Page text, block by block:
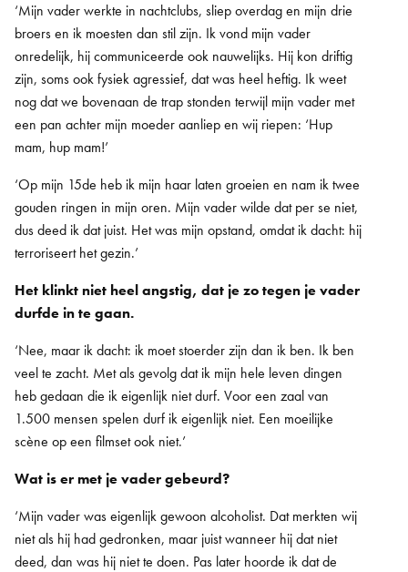
‘Mijn vader werkte in nachtclubs, sliep overdag en mijn drie
broers en ik moesten dan stil zijn. Ik vond mijn vader
onredelijk, hij communiceerde ook nauwelijks. Hij kon driftig
zijn, soms ook fysiek agressief, dat was heel heftig. Ik weet
nog dat we bovenaan de trap stonden terwijl mijn vader met
een pan achter mijn moeder aanliep en wij riepen: ‘Hup
mam, hup mam!’
‘Op mijn 15de heb ik mijn haar laten groeien en nam ik twee
gouden ringen in mijn oren. Mijn vader wilde dat per se niet,
dus deed ik dat juist. Het was mijn opstand, omdat ik dacht: hij
terroriseert het gezin.’
Het klinkt niet heel angstig, dat je zo tegen je vader
durfde in te gaan.
‘Nee, maar ik dacht: ik moet stoerder zijn dan ik ben. Ik ben
veel te zacht. Met als gevolg dat ik mijn hele leven dingen
heb gedaan die ik eigenlijk niet durf. Voor een zaal van
1.500 mensen spelen durf ik eigenlijk niet. Een moeilijke
scène op een filmset ook niet.’
Wat is er met je vader gebeurd?
‘Mijn vader was eigenlijk gewoon alcoholist. Dat merkten wij
niet als hij had gedronken, maar juist wanneer hij dat niet
deed, dan was hij niet te doen. Pas later hoorde ik dat de